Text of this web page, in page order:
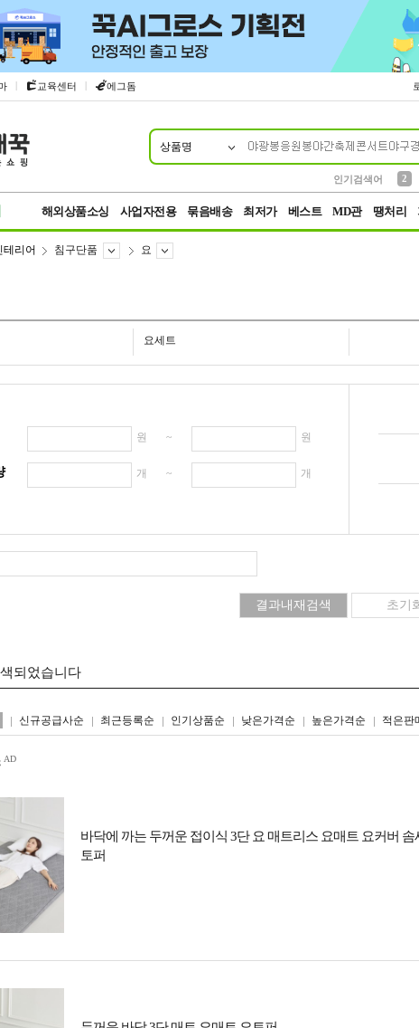
| 교육센터 | 에그돔
상품명
인기검색어
2
해외상품소싱 사업자전용 묶음배송 최저가 베스트 MD관 땡처리
테리어 침구단품 요
요세트
원 ~ 원
개 ~ 개
되었습니다
신규공급사순 최근등록순 인기상품순 낮은가격순 높은가격순 적은판
리스트형갤러리형
바닥에 까는 두꺼운 접이식 3단 요 매트리스 요매트 요커버 솜
토퍼